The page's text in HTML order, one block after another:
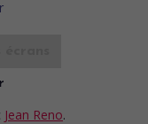
Jean Reno.